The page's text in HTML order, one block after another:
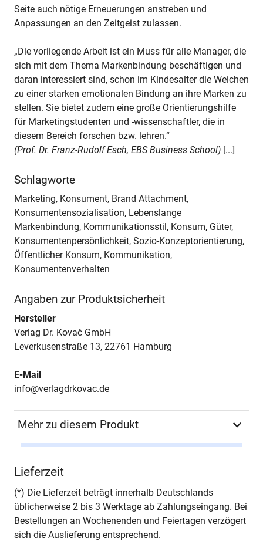
Seite auch nötige Erneuerungen anstreben und
Anpassungen an den Zeitgeist zulassen.
„Die vorliegende Arbeit ist ein Muss für alle Manager, die
sich mit dem Thema Markenbindung beschäftigen und
daran interessiert sind, schon im Kindesalter die Weichen
zu einer starken emotionalen Bindung an ihre Marken zu
stellen. Sie bietet zudem eine große Orientierungshilfe
für Marketingstudenten und -wissenschaftler, die in
diesem Bereich forschen bzw. lehren.“
(Prof. Dr. Franz-Rudolf Esch, EBS Business School) [...]
Schlagworte
Marketing, Konsument, Brand Attachment,
Konsumentensozialisation, Lebenslange
Markenbindung, Kommunikationsstil, Konsum, Güter,
Konsumentenpersönlichkeit, Sozio-Konzeptorientierung,
Öffentlicher Konsum, Kommunikation,
Konsumentenverhalten
Angaben zur Produktsicherheit
Hersteller
Verlag Dr. Kovač GmbH
Leverkusenstraße 13, 22761 Hamburg
E-Mail
info@verlagdrkovac.de
Mehr zu diesem Produkt
Seiten
Jahr Hamburg 2013
Lieferzeit
(*) Die Lieferzeit beträgt innerhalb Deutschlands
üblicherweise 2 bis 3 Werktage ab Zahlungseingang. Bei
Bestellungen an Wochenenden und Feiertagen verzögert
sich die Auslieferung entsprechend.